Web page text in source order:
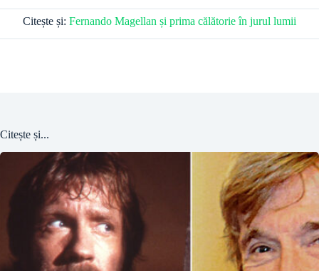
Citește și: Fernando Magellan și prima călătorie în jurul lumii
Citește și...